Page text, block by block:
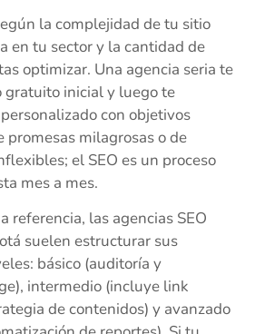
la complejidad de tu sitio
en tu sector y la cantidad de
optimizar. Una agencia seria te
gratuito inicial y luego te
con objetivos
promesas milagrosas o de
el SEO es un proceso
mes a mes.
referencia, las agencias SEO
suelen estructurar sus
básico (auditoría y
intermedio (incluye link
de contenidos) y avanzado